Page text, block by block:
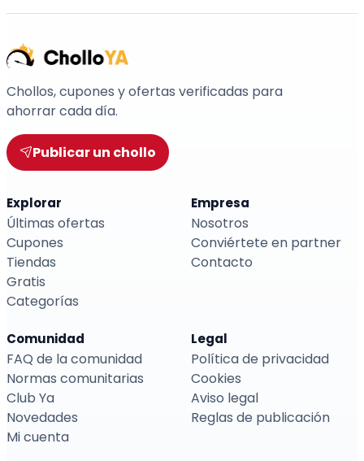
Chollos, cupones y ofertas verificadas para
ahorrar cada día.
Publicar un chollo
Explorar
Últimas ofertas
Cupones
Tiendas
Gratis
Categorías
Empresa
Nosotros
Conviértete en partner
Contacto
Comunidad
FAQ de la comunidad
Normas comunitarias
Club Ya
Novedades
Mi cuenta
Legal
Política de privacidad
Cookies
Aviso legal
Reglas de publicación